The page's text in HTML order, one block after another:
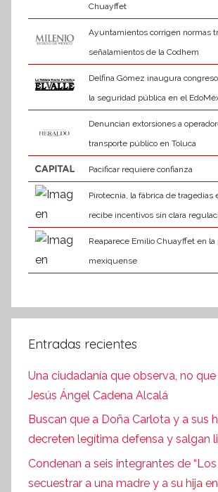
Chuayffet
Ayuntamientos corrigen normas
señalamientos de la Codhem
Delfina Gómez inaugura
la seguridad pública en el
Denuncian extorsiones a
transporte público en Toluca
Pacificar requiere confianza
Pirotecnia, la fábrica de tragedias
recibe incentivos sin clara
Reaparece Emilio Chuayffet en la
mexiquense
Entradas recientes
Una ciudadanía que observa, no
Jesús Ángel Cadena Alcalá
Buscan que a Doña Carlota y a sus
decreten legítima defensa y salgan
Condenan a seis integrantes de
secuestrar a una madre y a su hija